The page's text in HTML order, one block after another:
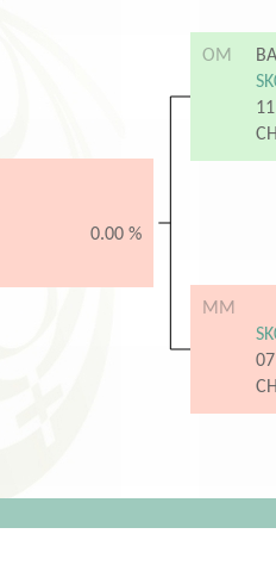
0.00 %
OM
MM